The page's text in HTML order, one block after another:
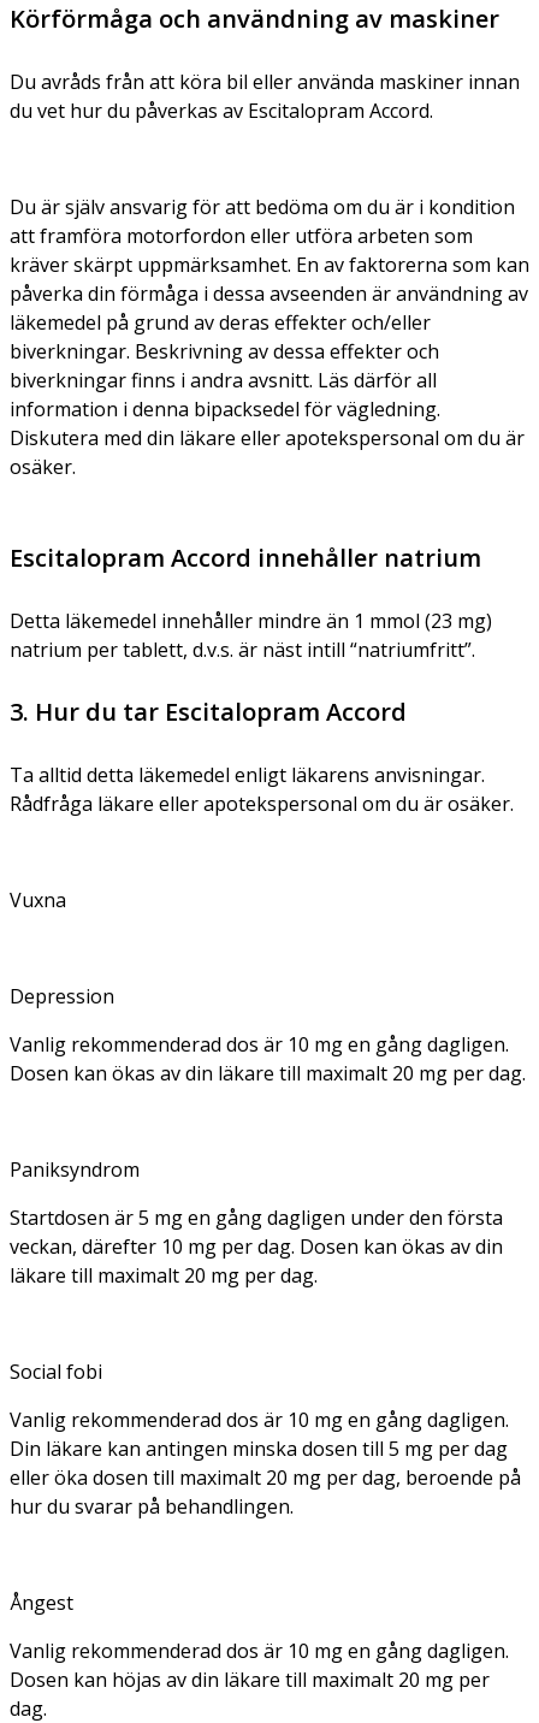
Körförmåga och användning av maskiner
Du avråds från att köra bil eller använda maskiner innan
du vet hur du påverkas av Escitalopram Accord.
Du är själv ansvarig för att bedöma om du är i kondition
att framföra motorfordon eller utföra arbeten som
kräver skärpt uppmärksamhet. En av faktorerna som kan
påverka din förmåga i dessa avseenden är användning av
läkemedel på grund av deras effekter och/eller
biverkningar. Beskrivning av dessa effekter och
biverkningar finns i andra avsnitt. Läs därför all
information i denna bipacksedel för vägledning.
Diskutera med din läkare eller apotekspersonal om du är
osäker.
Escitalopram Accord innehåller natrium
Detta läkemedel innehåller mindre än 1 mmol (23 mg)
natrium per tablett, d.v.s. är näst intill “natriumfritt”.
3. Hur du tar Escitalopram Accord
Ta alltid detta läkemedel enligt läkarens anvisningar.
Rådfråga läkare eller apotekspersonal om du är osäker.
Vuxna
Depression
Vanlig rekommenderad dos är 10 mg en gång dagligen.
Dosen kan ökas av din läkare till maximalt 20 mg per dag.
Paniksyndrom
Startdosen är 5 mg en gång dagligen under den första
veckan, därefter 10 mg per dag. Dosen kan ökas av din
läkare till maximalt 20 mg per dag.
Social fobi
Vanlig rekommenderad dos är 10 mg en gång dagligen.
Din läkare kan antingen minska dosen till 5 mg per dag
eller öka dosen till maximalt 20 mg per dag, beroende på
hur du svarar på behandlingen.
Ångest
Vanlig rekommenderad dos är 10 mg en gång dagligen.
Dosen kan höjas av din läkare till maximalt 20 mg per
dag.